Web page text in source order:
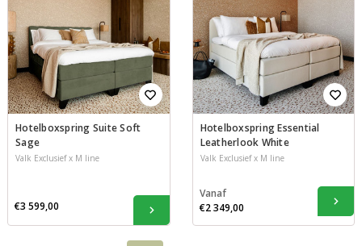
Hotelboxspring Suite Soft
Sage
Valk Exclusief x M line
€3 599,00
Hotelboxspring Essential
Leatherlook White
Valk Exclusief x M line
Vanaf
€2 349,00